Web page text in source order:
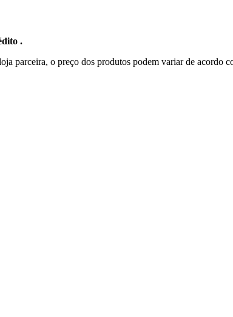
.
parceira, o preço dos produtos podem variar de